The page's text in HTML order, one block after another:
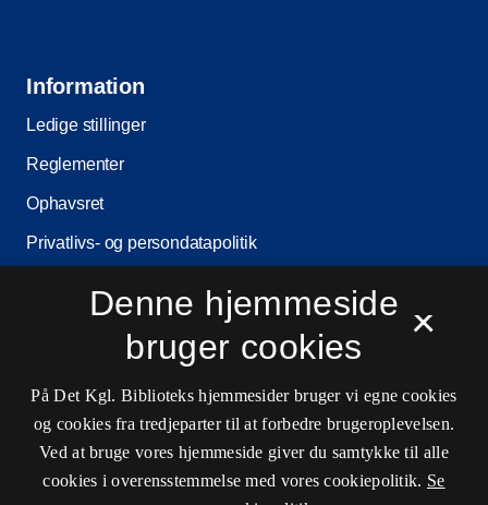
Information
Ledige stillinger
Reglementer
Ophavsret
Privatlivs- og persondatapolitik
Driftsstatus
Cookieindstillinger
Kontaktinformationer
×
Denne hjemmeside
bruger cookies
På Det Kgl. Biblioteks hjemmesider bruger vi egne cookies
og cookies fra tredjeparter til at forbedre brugeroplevelsen.
Ved at bruge vores hjemmeside giver du samtykke til alle
cookies i overensstemmelse med vores cookiepolitik. Se